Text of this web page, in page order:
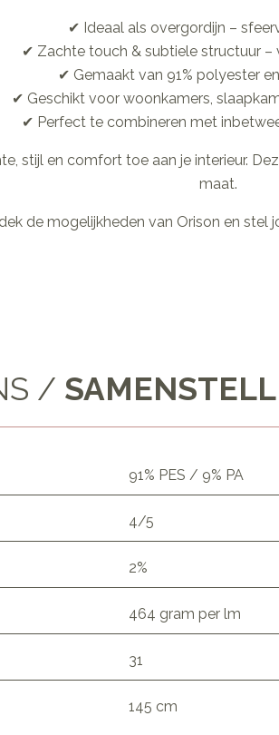
✔ Ideaal als overgordijn –
✔ Zachte touch & subtiele structuur –
✔ Gemaakt van 91% polyester
✔ Geschikt voor woonkamers,
✔ Perfect te combineren met
stijl en comfort toe aan je interieur.
maat.
de mogelijkheden van Orison en stel
/
91% PES / 9% PA
4/5
2%
464 gram per lm
31
145 cm